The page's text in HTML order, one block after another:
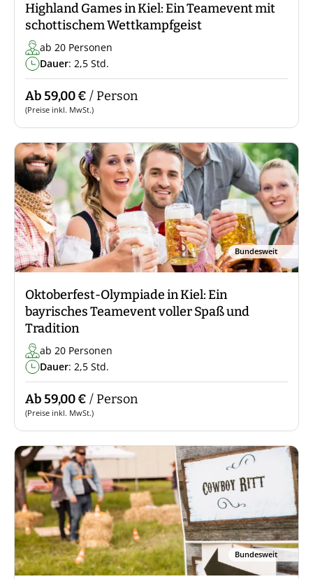
Highland Games in Kiel: Ein Teamevent mit
schottischem Wettkampfgeist
ab 20 Personen
Dauer: 2,5 Std.
Ab 59,00 € / Person
(Preise inkl. MwSt.)
Bundesweit
Oktoberfest-Olympiade in Kiel: Ein
bayrisches Teamevent voller Spaß und
Tradition
ab 20 Personen
Dauer: 2,5 Std.
Ab 59,00 € / Person
(Preise inkl. MwSt.)
Bundesweit